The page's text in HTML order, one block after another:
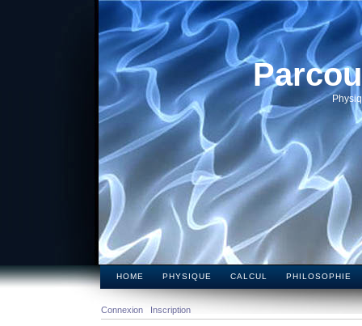
HOME PHYSIQUE CALCUL PHILOSOPHIE
Connexion Inscription